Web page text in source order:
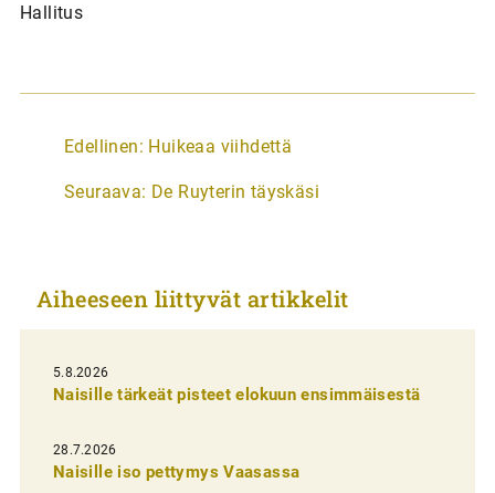
Hallitus
A
t
k
e
l
i
e
n
Edellinen: Huikeaa viihdettä
Seuraava: De Ruyterin täyskäsi
Aiheeseen liittyvät artikkelit
5.8.2026
Naisille tärkeät pisteet elokuun ensimmäisestä
28.7.2026
Naisille iso pettymys Vaasassa